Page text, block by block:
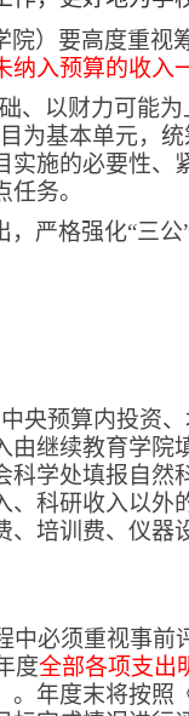
）要高度重视
入预算的收入
、以财力可能为
为基本单元，
施的必要性、
务。
严格强化“三公
央预算内投资
继续教育学院
学处填报自然
科研收入以外
培训费、仪器
中必须重视事前
度全部各项支出
。年度末将按照